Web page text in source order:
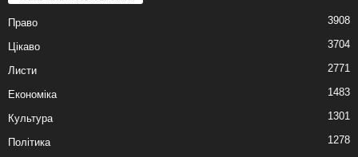
Право 3908
Цікаво 3704
Листи 2771
Економіка 1483
Культура 1301
Політика 1278